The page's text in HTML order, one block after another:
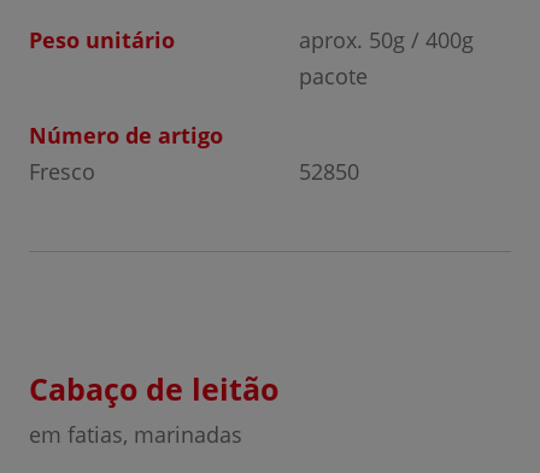
Peso unitário
aprox. 50g / 400g
pacote
Número de artigo
Fresco
52850
Cabaço de leitão
em fatias, marinadas